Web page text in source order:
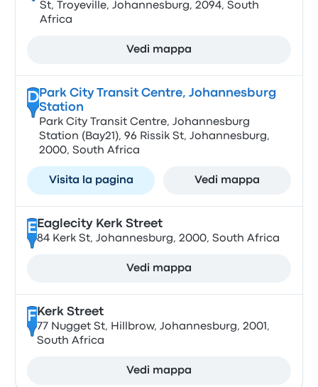
St, Troyeville, Johannesburg, 2094, South
Africa
Vedi mappa
DPark City Transit Centre, Johannesburg
Station
Park City Transit Centre, Johannesburg
Station (Bay21), 96 Rissik St, Johannesburg,
2000, South Africa
Visita la pagina Vedi mappa
E Eaglecity Kerk Street
84 Kerk St, Johannesburg, 2000, South Africa
Vedi mappa
F Kerk Street
77 Nugget St, Hillbrow, Johannesburg, 2001,
South Africa
Vedi mappa